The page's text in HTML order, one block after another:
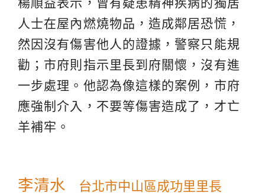
楊順益表示，曾有疑患精神疾病的獨居
人士在屋內燃燒物品，造成鄰居恐慌，
然因沒有傷害他人的證據，警察只能規
勸；市府則指示里長到府關懷，沒有進
一步處理。他認為像這樣的案例，市府
應強制介入，不要等傷害造成了，才亡
羊補牢。
李清水 台北市中山區成功里里長